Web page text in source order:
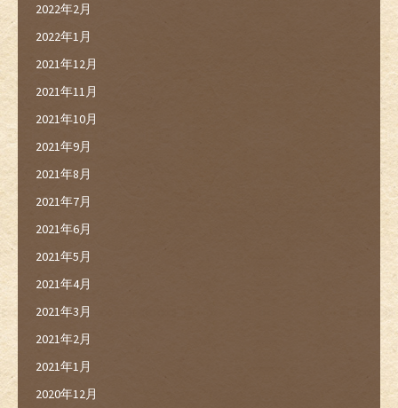
2022年2月
2022年1月
2021年12月
2021年11月
2021年10月
2021年9月
2021年8月
2021年7月
2021年6月
2021年5月
2021年4月
2021年3月
2021年2月
2021年1月
2020年12月